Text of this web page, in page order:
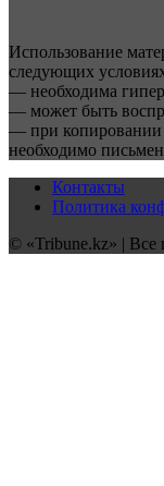
Использование
следующих
— необходима
— может быть
— при копировании
необходимо
Контакты
Политика
© «Tribune.kz» |